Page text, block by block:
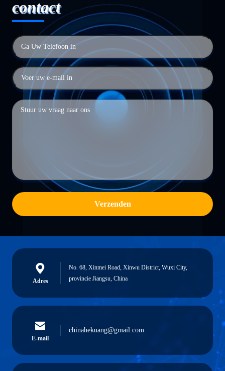
contact
Verzenden
Adres
No. 68, Xinmei Road, Xinwu District, Wuxi City,
provincie Jiangsu, China
E-mail
chinahekuang@gmail.com